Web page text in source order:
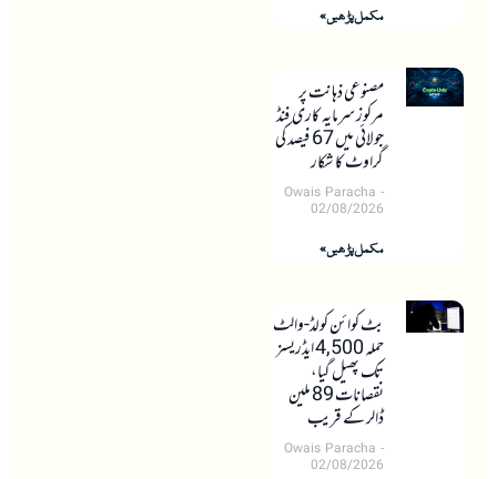
مکمل پڑھیں »
مصنوعی ذہانت پر
مرکوز سرمایہ کاری فنڈ
جولائی میں 67 فیصد کی
گراوٹ کا شکار
Owais Paracha
02/08/2026
مکمل پڑھیں »
بٹ کوائن کولڈ-والٹ
حملہ 4,500 ایڈریسز
تک پھیل گیا،
نقصانات 89 ملین
ڈالر کے قریب
Owais Paracha
02/08/2026